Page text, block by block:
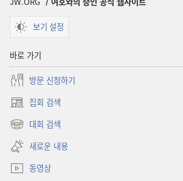
보기 설정
바로 가기
방문 신청하기
집회 검색
(새로운
창
대회 검색
(새로운
창
열기)
새로운 내용
동영상